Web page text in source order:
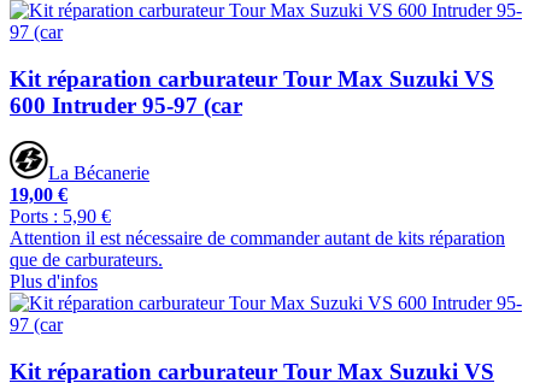
Kit réparation carburateur Tour Max Suzuki VS
600 Intruder 95-97 (car
La Bécanerie
19,00 €
Ports : 5,90 €
Attention il est nécessaire de commander autant de kits réparation
que de carburateurs.
Plus d'infos
Kit réparation carburateur Tour Max Suzuki VS